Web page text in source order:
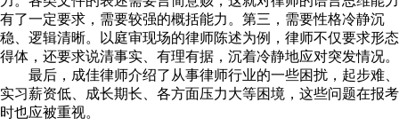
有了一定要求，需要较强的概括能力。第三，需要性格冷静沉
稳、逻辑清晰。以庭审现场的律师陈述为例，律师不仅要求形态
得体，还要求说清事实、有理有据，沉着冷静地应对突发情况。
最后，成佳律师介绍了从事律师行业的一些困扰，起步难、
实习薪资低、成长期长、各方面压力大等困境，这些问题在报考
时也应被重视。